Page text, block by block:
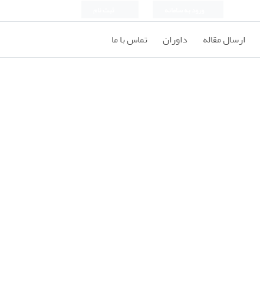
ارسال مقاله داوران تماس با ما